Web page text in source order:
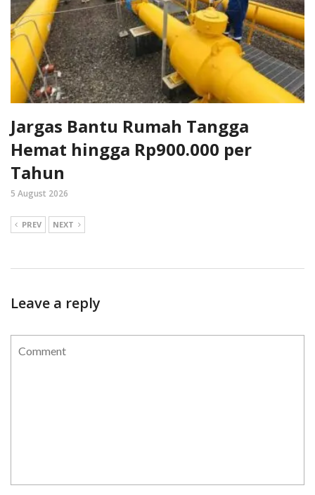
Jargas Bantu Rumah Tangga
Hemat hingga Rp900.000 per
Tahun
5 August 2026
PREV NEXT
Leave a reply